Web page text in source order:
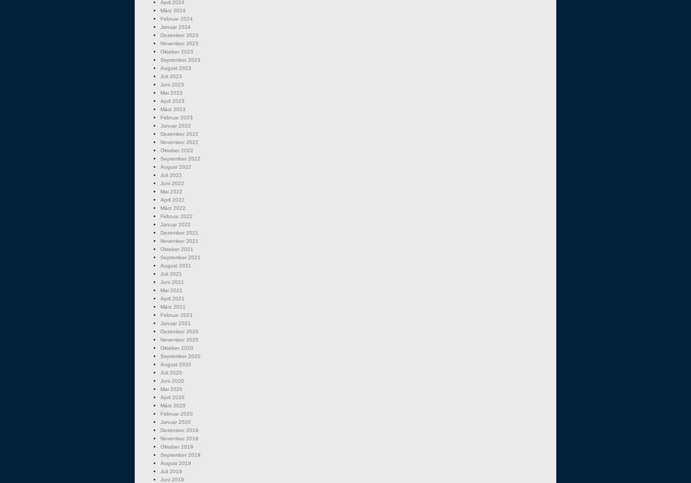
April 2024
März 2024
Februar 2024
Januar 2024
Dezember 2023
November 2023
Oktober 2023
September 2023
August 2023
Juli 2023
Juni 2023
Mai 2023
April 2023
März 2023
Februar 2023
Januar 2023
Dezember 2022
November 2022
Oktober 2022
September 2022
August 2022
Juli 2022
Juni 2022
Mai 2022
April 2022
März 2022
Februar 2022
Januar 2022
Dezember 2021
November 2021
Oktober 2021
September 2021
August 2021
Juli 2021
Juni 2021
Mai 2021
April 2021
März 2021
Februar 2021
Januar 2021
Dezember 2020
November 2020
Oktober 2020
September 2020
August 2020
Juli 2020
Juni 2020
Mai 2020
April 2020
März 2020
Februar 2020
Januar 2020
Dezember 2019
November 2019
Oktober 2019
September 2019
August 2019
Juli 2019
Juni 2019